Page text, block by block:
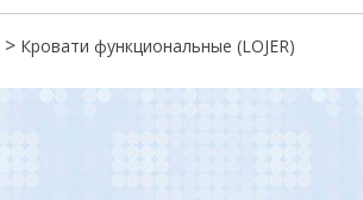
> Кровати функциональные (LOJER)